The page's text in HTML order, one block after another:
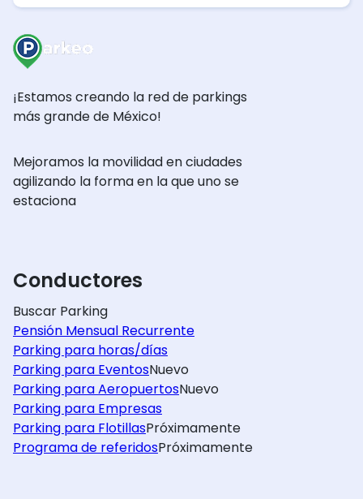
¡Estamos creando la red de parkings
más grande de México!
Mejoramos la movilidad en ciudades
agilizando la forma en la que uno se
estaciona
Conductores
Buscar Parking
Pensión Mensual Recurrente
Parking para horas/días
Parking para EventosNuevo
Parking para AeropuertosNuevo
Parking para Empresas
Parking para FlotillasPróximamente
Programa de referidosPróximamente